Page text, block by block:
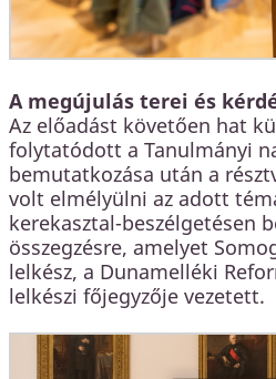
A megújulás terei és
Az előadást követően hat
folytatódott a Tanulmányi
bemutatkozása után a
volt elmélyülni az adott
kerekasztal-beszélgetésen
összegzésre, amelyet
lelkész, a Dunamelléki
lelkészi főjegyzője vezetett.